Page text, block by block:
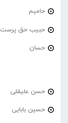
حامیم
حبیب حق پرست
حسان
حسن علیقلی
حسین بابایی